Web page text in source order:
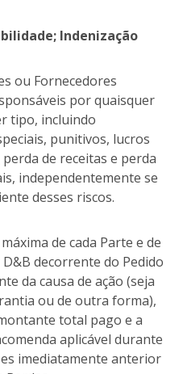
Indenização
Fornecedores
por quaisquer
tipo, incluindo
punitivos, lucros
de receitas e perda
independentemente se
desses riscos.
de cada Parte e de
decorrente do Pedido
da causa de ação (seja
ou de outra forma),
total pago e a
aplicável durante
imediatamente anterior